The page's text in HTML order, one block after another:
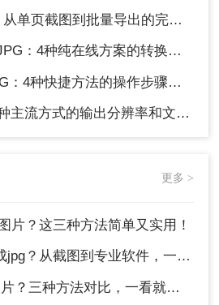
截图到批量导出的完整操作路径！
纯在线方案的转换效果和速度对比！
捷方法的操作步骤和常见格式问题！
方式的输出分辨率和文件体积实测！
更多 >
片？这三种方法简单又实用！
从截图到专业软件，一篇讲清楚！
三种方法对比，一看就懂！